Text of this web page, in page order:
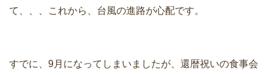
て、、、これから、台風の進路が心配です。
すでに、9月になってしまいましたが、還暦祝いの食事会